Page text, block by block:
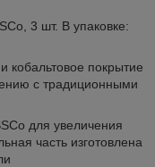
3 шт. В упаковке:
кобальтовое покрытие
с традиционными
для увеличения
часть изготовлена